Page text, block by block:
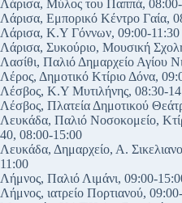
Λάρισα, Μύλος του Παππά,
Λάρισα, Εμπορικό Κέντρο Γαία,
Λάρισα, Κ.Υ Γόννων, 09:00-11:30
Λάρισα, Συκούριο, Μουσική
Λασίθι, Παλιό Δημαρχείο Αγίου
Λέρος, Δημοτικό Κτίριο Δόνα,
Λέσβος, Κ.Υ Μυτιλήνης, 08:30-
Λέσβος, Πλατεία Δημοτικού
Λευκάδα, Παλιό Νοσοκομείο,
40, 08:00-15:00
Λευκάδα, Δημαρχείο, Α.
11:00
Λήμνος, Παλιό Λιμάνι, 09:00-
Λήμνος, ιατρείο Πορτιανού,